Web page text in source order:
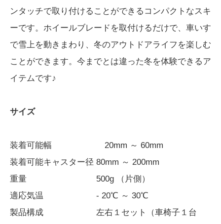
ンタッチで取り付けることができるコンパクトなスキ
ーです。ホイールブレードを取付けるだけで、車いす
で雪上を動きまわり、冬のアウトドアライフを楽しむ
ことができます。今までとは違った冬を体験できるア
イテムです♪
サイズ
装着可能幅 20mm ～ 60mm
装着可能キャスター径 80mm ～ 200mm
重量 500g （片側）
適応気温 - 20℃ ～ 30℃
製品構成 左右１セット（車椅子１台